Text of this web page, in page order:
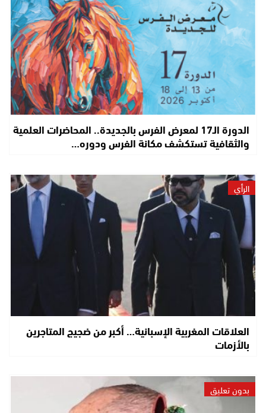
الدورة الـ17 لمعرض الفرس بالجديدة.. المحاضرات العلمية
والثقافية تستكشف مكانة الفرس ودوره…
الرأي
العلاقات المغربية الإسبانية… أكبر من ضجيج المتاجرين
بالأزمات
بدون تعليق